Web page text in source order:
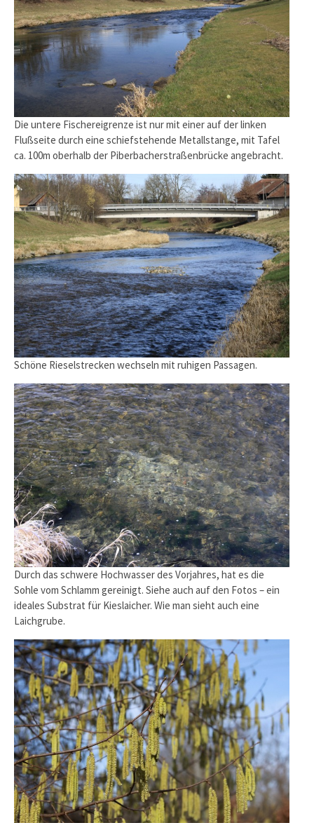
Die untere Fischereigrenze ist nur mit einer auf der linken
Flußseite durch eine schiefstehende Metallstange, mit Tafel
ca. 100m oberhalb der Piberbacherstraßenbrücke angebracht.
Schöne Rieselstrecken wechseln mit ruhigen Passagen.
Durch das schwere Hochwasser des Vorjahres, hat es die
Sohle vom Schlamm gereinigt. Siehe auch auf den Fotos – ein
ideales Substrat für Kieslaicher. Wie man sieht auch eine
Laichgrube.